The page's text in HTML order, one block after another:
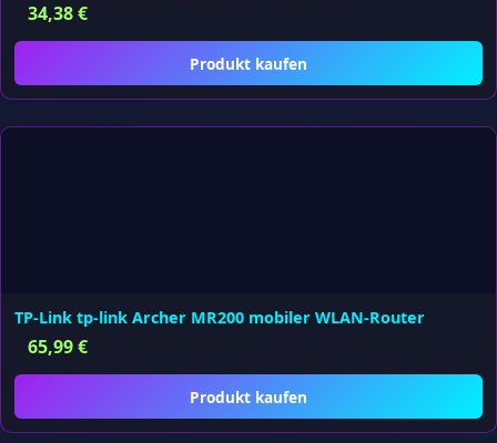
34,38€
Produkt kaufen
TP-Link tp-link Archer MR200 mobiler WLAN-Router
65,99€
Produkt kaufen